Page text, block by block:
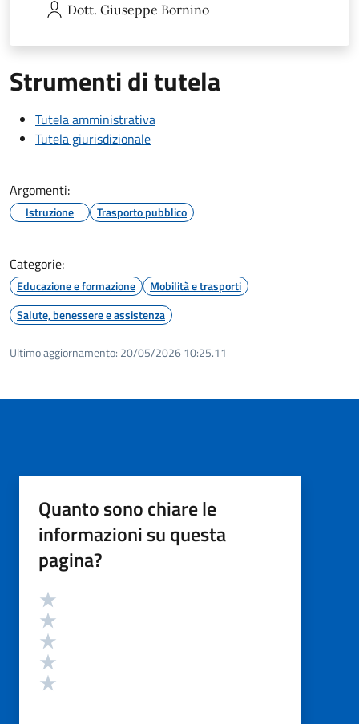
Dott. Giuseppe Bornino
Strumenti di tutela
Tutela amministrativa
Tutela giurisdizionale
Argomenti:
Istruzione Trasporto pubblico
Categorie:
Educazione e formazione
Mobilità e trasporti
Salute, benessere e assistenza
Ultimo aggiornamento: 20/05/2026 10:25.11
Quanto sono chiare le
informazioni su questa
pagina?
Valutazione